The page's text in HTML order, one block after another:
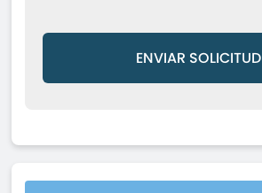
ENVIAR SOLICITUD